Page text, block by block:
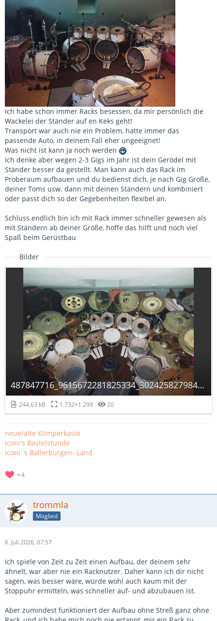
Ich habe schon immer Racks besessen, da mir persönlich die
Wackelei der Ständer auf en Keks geht!
Transport war auch nie ein Problem, hatte immer das
passende Auto, in deinem Fall eher ungeeignet!
Was nicht ist kann ja noch werden
Ich denke aber wegen 2-3 Gigs im Jahr ist dein Gerödel mit
Ständer besser da gestellt. Man kann auch das Rack im
Proberaum aufbauen und du bedienst dich, je nach Gig Größe,
deiner Toms usw. dann mit deinen Ständern und kombiniert
oder passt dich so der Gegebenheiten flexibel an.
Schluss endlich bin ich mit Rack immer schneller gewesen als
mit Ständern ab deiner Größe, hoffe das hilft und noch viel
Spaß beim Gerüstbau
Bilder
487847716_9615672281825334_3024258279843699343_n.jpg
244,63 kB 1.732×1.299 20
neue/alte Klimperkaste
Iconi's Bastelstunde
iconi´s Ballerburgen- Land
4
trommla
Mitglied
6. Juli 2026, 07:57
Ich spiele von Zeit zu Zeit einen Aufbau, der deinem sehr
ähnelt, war aber nie ein Racknutzer. Daher kann ich dir nicht
sagen, was besser wäre, würde wohl auch kaum mit der
Stoppuhr ermitteln, was schneller auf- und abzubauen ist.
Aber zumindest funktioniert der Aufbau ohne Streß ganz ohne